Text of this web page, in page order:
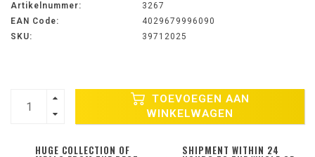
Artikelnummer:
3267
EAN Code:
4029679996090
SKU:
39712025
TOEVOEGEN AAN
WINKELWAGEN
HUGE COLLECTION OF SHIPMENT WITHIN 24